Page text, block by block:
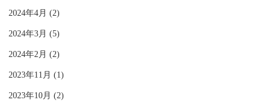
2024年4月 (2)
2024年3月 (5)
2024年2月 (2)
2023年11月 (1)
2023年10月 (2)